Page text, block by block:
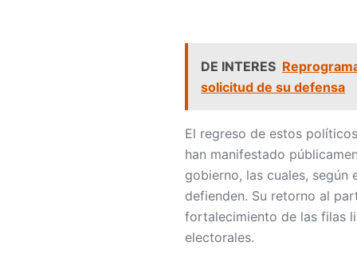
DE INTERES
solicitud de su defensa
El regreso de estos
han manifestado
gobierno, las cuales, según
defienden. Su retorno al
fortalecimiento de las filas
electorales.